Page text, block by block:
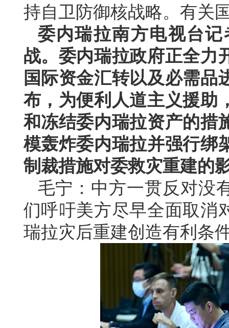
持自卫防御核战略。有关
委内瑞拉南方电视台
战。委内瑞拉政府正全力
国际资金汇转以及必需品
布，为便利人道主义援助
和冻结委内瑞拉资产的措
模轰炸委内瑞拉并强行绑
制裁措施对委救灾重建的
毛宁：中方一贯反对没
们呼吁美方尽早全面取消
瑞拉灾后重建创造有利条